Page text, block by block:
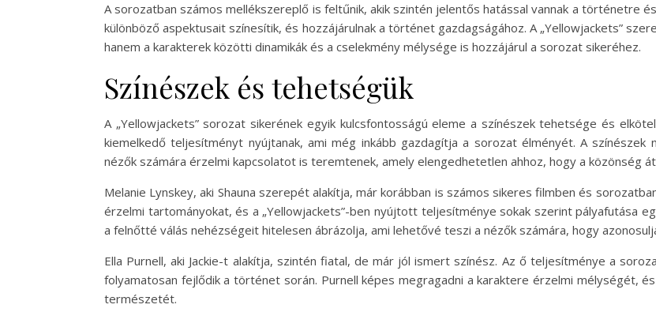
A sorozatban számos mellékszereplő is feltűnik, akik szintén jelentős hatással vannak a történetre
különböző aspektusait színesítik, és hozzájárulnak a történet gazdagságához. A „Yellowjackets”
hanem a karakterek közötti dinamikák és a cselekmény mélysége is hozzájárul a sorozat sikeréhez.
Színészek és tehetségük
A „Yellowjackets” sorozat sikerének egyik kulcsfontosságú eleme a színészek tehetsége és
kiemelkedő teljesítményt nyújtanak, ami még inkább gazdagítja a sorozat élményét. A
nézők számára érzelmi kapcsolatot is teremtenek, amely elengedhetetlen ahhoz, hogy a közönség
Melanie Lynskey, aki Shauna szerepét alakítja, már korábban is számos sikeres filmben és
érzelmi tartományokat, és a „Yellowjackets”-ben nyújtott teljesítménye sokak szerint pályafutása
a felnőtté válás nehézségeit hitelesen ábrázolja, ami lehetővé teszi a nézők számára, hogy
Ella Purnell, aki Jackie-t alakítja, szintén fiatal, de már jól ismert színész. Az ő teljesítménye a
folyamatosan fejlődik a történet során. Purnell képes megragadni a karaktere érzelmi mélységét,
természetét.